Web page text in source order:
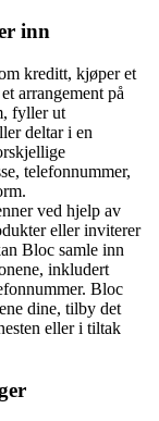
inn
kreditt, kjøper et
arrangement på
fyller ut
deltar i en
telefonnummer,
ved hjelp av
eller inviterer
Bloc samle inn
inkludert
Bloc
dine, tilby det
eller i tiltak